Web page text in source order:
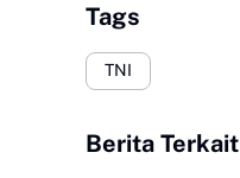
Tags
TNI
Berita Terkait